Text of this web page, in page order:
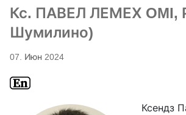
Кс. ПАВЕЛ ЛЕМЕХ OMI,
Шумилино)
07. Июн 2024
Ксендз